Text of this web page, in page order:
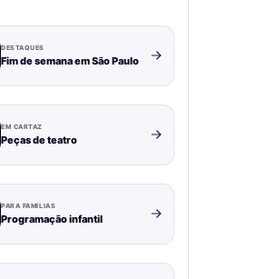
DESTAQUES
Fim de semana em São Paulo
EM CARTAZ
Peças de teatro
PARA FAMÍLIAS
Programação infantil